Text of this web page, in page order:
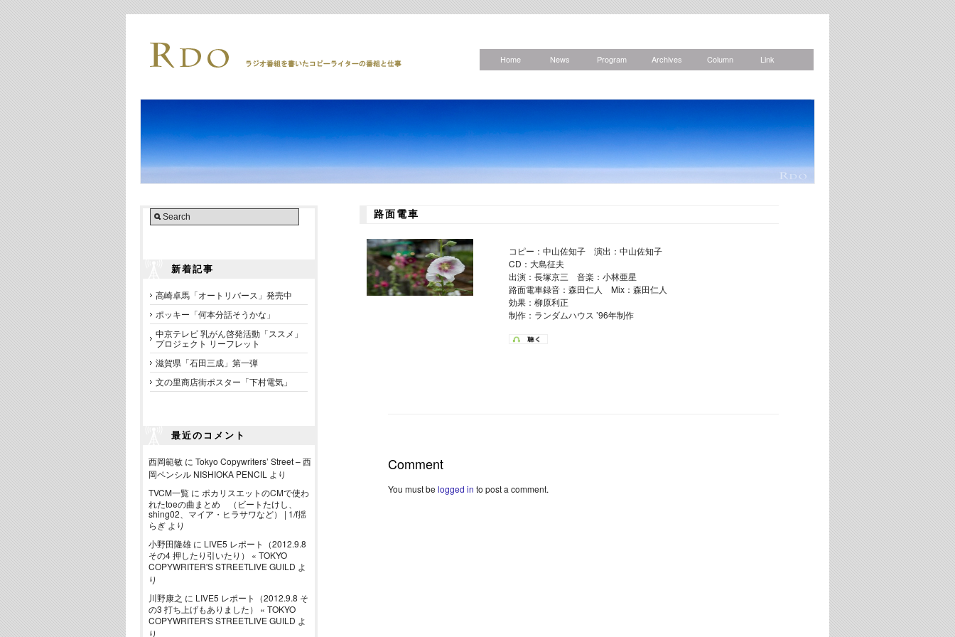
Home News Program Archives Column Link
新着記事
高崎卓馬「オートリバース」発売中
ポッキー「何本分話そうかな」
中京テレビ 乳がん啓発活動「ススメ」
プロジェクト リーフレット
滋賀県「石田三成」第一弾
文の里商店街ポスター「下村電気」
最近のコメント
西岡範敏 に Tokyo Copywriters’ Street – 西
岡ペンシル NISHIOKA PENCIL より
TVCM一覧 に ポカリスエットのCMで使わ
れたtoeの曲まとめ （ビートたけし、
shing02、マイア・ヒラサワなど） | 1/f揺
らぎ より
小野田隆雄 に LIVE5 レポート（2012.9.8
その4 押したり引いたり） « TOKYO
COPYWRITER'S STREETLIVE GUILD よ
り
川野康之 に LIVE5 レポート（2012.9.8 そ
の3 打ち上げもありました） « TOKYO
COPYWRITER'S STREETLIVE GUILD よ
り
路面電車
コピー：中山佐知子 演出：中山佐知子
CD：大島征夫
出演：長塚京三 音楽：小林亜星
路面電車録音：森田仁人 Mix：森田仁人
効果：柳原利正
制作：ランダムハウス ’96年制作
Comment
You must be logged in to post a comment.